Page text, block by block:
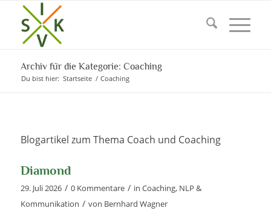
Archiv für die Kategorie: Coaching
Du bist hier: Startseite / Coaching
Blogartikel zum Thema Coach und Coaching
Diamond
29. Juli 2026 / 0 Kommentare / in Coaching, NLP &
Kommunikation / von Bernhard Wagner